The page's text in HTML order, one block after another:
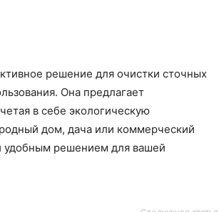
решение для очистки сточных
Она предлагает
в себе экологическую
дом, дача или коммерческий
удобным решением для вашей